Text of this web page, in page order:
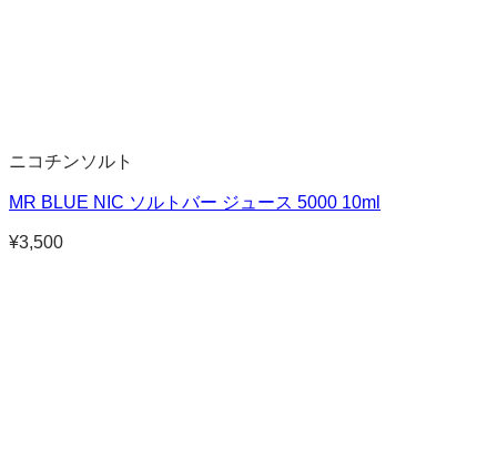
ニコチンソルト
MR BLUE NIC ソルトバー ジュース 5000 10ml
¥3,500